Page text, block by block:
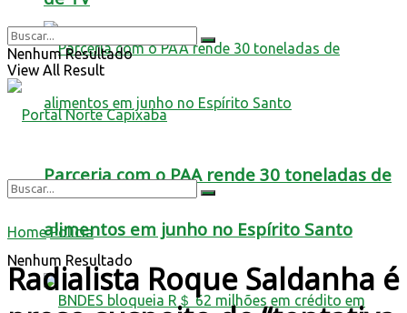
Parceria com o PAA rende 30 toneladas de
alimentos em junho no Espírito Santo
Nenhum Resultado
View All Result
Nenhum Resultado
Home Polícia
Radialista Roque Saldanha é